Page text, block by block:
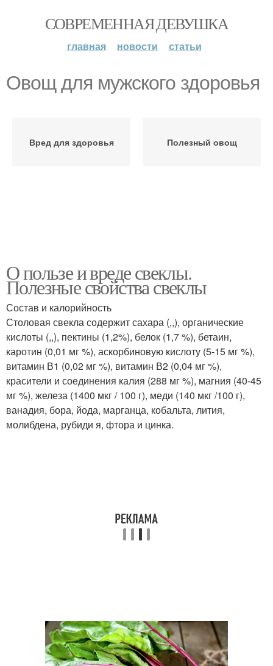
СОВРЕМЕННАЯ ДЕВУШКА
главная новости статьи
Овощ для мужского здоровья
Вред для здоровья Полезный овощ
О пользе и вреде свеклы.
Полезные свойства свеклы
Состав и калорийность
Столовая свекла содержит сахара (,,), органические
кислоты (,,), пектины (1,2%), белок (1,7 %), бетаин,
каротин (0,01 мг %), аскорбиновую кислоту (5-15 мг %),
витамин В1 (0,02 мг %), витамин В2 (0,04 мг %),
красители и соединения калия (288 мг %), магния (40-45
мг %), железа (1400 мкг / 100 г), меди (140 мкг /100 г),
ванадия, бора, йода, марганца, кобальта, лития,
молибдена, рубиди я, фтора и цинка.